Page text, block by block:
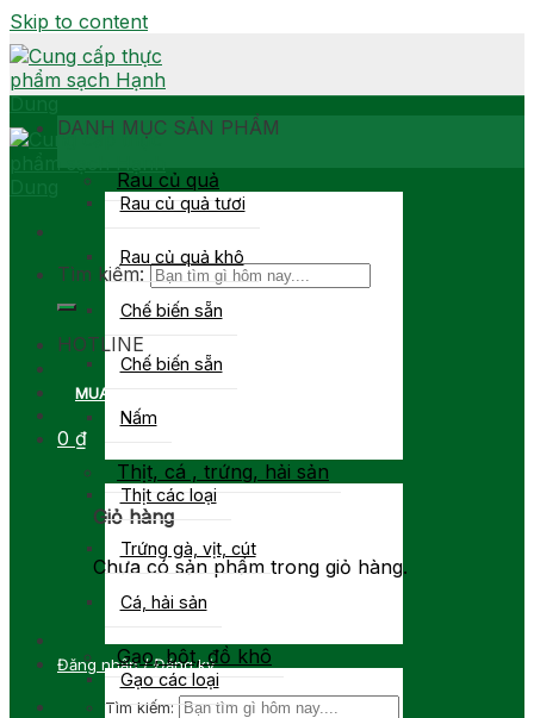
Skip to content
Tìm kiếm:
HOTLINE
MUA SỈ
0 ₫
Giỏ hàng
Chưa có sản phẩm trong giỏ hàng.
Đăng nhập / Đăng ký
Tìm kiếm:
DANH MỤC SẢN PHẨM
Rau củ quả
Rau củ quả tươi
Rau củ quả khô
Chế biến sẵn
Chế biến sẵn
Nấm
Thịt, cá , trứng, hải sản
Thịt các loại
Trứng gà, vịt, cút
Cá, hải sản
Gạo, bột, đồ khô
Gạo các loại